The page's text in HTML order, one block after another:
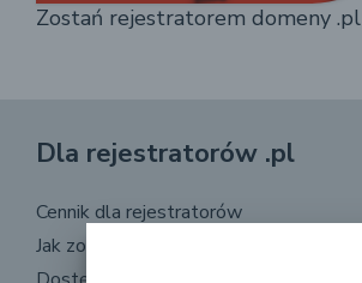
Zostań rejestratorem domeny .pl
Dla rejestratorów .pl
Cennik dla rejestratorów
Jak zostać rejestratorem